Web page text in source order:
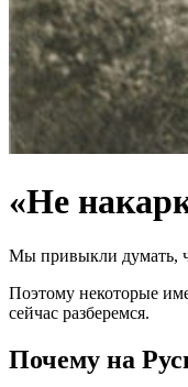
«Не
Мы привыкли думать,
Поэтому некоторые
сейчас разберемся.
Почему на